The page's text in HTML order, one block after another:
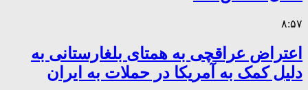
۸:۵۷
اعتراض عراقچی به همتای بلغارستانی به
دلیل کمک به آمریکا در حملات به ایران